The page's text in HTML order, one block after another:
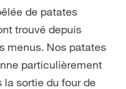
de patates
trouvé depuis
menus. Nos patates
particulièrement
sortie du four de